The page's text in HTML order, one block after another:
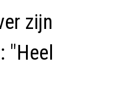
zijn
"Heel